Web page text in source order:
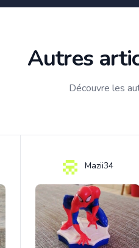
Autres
Découvre les
Mazii34